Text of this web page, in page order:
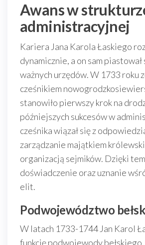
Awans w
administracyjnej
Kariera Jana Karola Łaskiego
dynamicznie, a on sam
ważnych urzędów. W 1733 roku
cześnikiem
stanowiło pierwszy krok na
późniejszych sukcesów w
cześnika wiązał się z
zarządzanie majątkiem
organizacją sejmików. Dzięki
doświadczenie oraz uznanie
elit.
Podwojewództwo
W latach 1733-1744 Jan Karol
funkcję podwojewody